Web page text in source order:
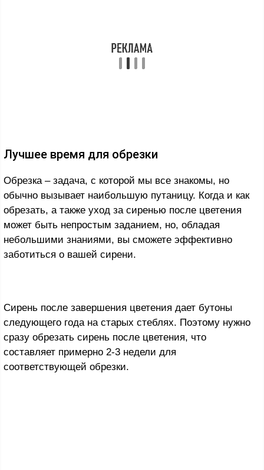
Лучшее время для обрезки
Обрезка – задача, с которой мы все знакомы, но
обычно вызывает наибольшую путаницу. Когда и как
обрезать, а также уход за сиренью после цветения
может быть непростым заданием, но, обладая
небольшими знаниями, вы сможете эффективно
заботиться о вашей сирени.
Сирень после завершения цветения дает бутоны
следующего года на старых стеблях. Поэтому нужно
сразу обрезать сирень после цветения, что
составляет примерно 2-3 недели для
соответствующей обрезки.